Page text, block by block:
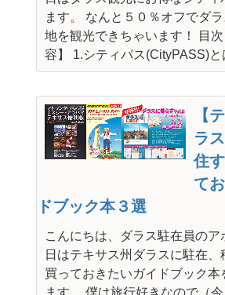
ます。 なんと５０％オフでダ
地を観光できちゃいます！ 目
容】 1.シティパス(CityPASS)と
【
ラ
住
て
ドブック本３選
こんにちは、ダラス駐在員のア
日はテキサス州ダラスに駐在、
買っておきたいガイドブック本
ます。 僕は旅行好きなので（